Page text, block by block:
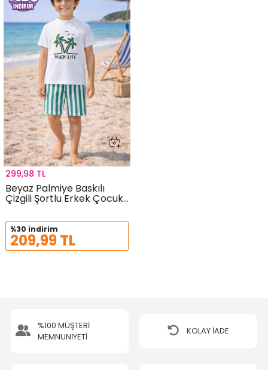
Beyaz Palmiye Baskılı
Çizgili Şortlu Erkek Çocuk
Şortlu Mayo Takımı 21152
299,98 TL
%30 indirim
209,99 TL
%100 MÜŞTERİ
MEMNUNİYETİ
KOLAY İADE